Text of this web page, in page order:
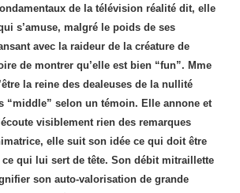
de la télévision réalité dit, elle
s’amuse, malgré le poids de ses
avec la raideur de la créature de
de montrer qu’elle est bien “fun”. Mme
la reine des dealeuses de la nullité
“middle” selon un témoin. Elle annone et
visiblement rien des remarques
elle suit son idée ce qui doit être
qui lui sert de tête. Son débit mitraillette
son auto-valorisation de grande